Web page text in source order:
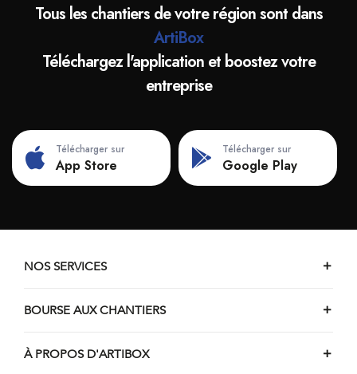
Tous les chantiers de votre région sont dans
ArtiBox
Téléchargez l'application et boostez votre
entreprise
Télécharger sur
App Store
Télécharger sur
Google Play
NOS SERVICES
BOURSE AUX CHANTIERS
À PROPOS D'ARTIBOX